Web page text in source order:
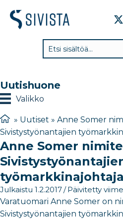
Uutishuone
Valikko
» Uutiset » Anne Somer
Sivistystyönantajien
Anne Somer
Julkaistu 1.2.2017/ Päivitetty
Varatuomari Anne Somer on
Sivistystyönantajien